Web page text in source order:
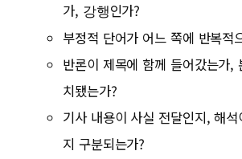
가, 강행인가?
부정적 단어가 어느 쪽에 반복적
반론이 제목에 함께 들어갔는가,
치됐는가?
기사 내용이 사실 전달인지, 해석
지 구분되는가?